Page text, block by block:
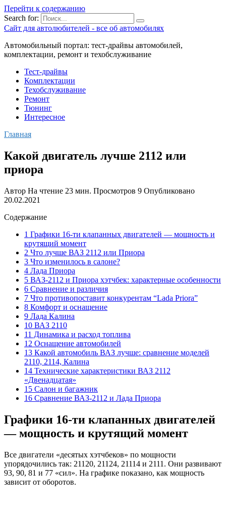
Перейти к содержанию
Search for:
Сайт для автолюбителей - все об автомобилях
Автомобильный портал: тест-драйвы автомобилей,
комплектации, ремонт и техобслуживание
Тест-драйвы
Комплектации
Техобслуживание
Ремонт
Тюнинг
Интересное
Главная
Какой двигатель лучше 2112 или
приора
Автор На чтение 23 мин. Просмотров 9 Опубликовано
20.02.2021
Содержание
1 Графики 16-ти клапанных двигателей — мощность и
крутящий момент
2 Что лучше ВАЗ 2112 или Приора
3 Что изменилось в салоне?
4 Лада Приора
5 ВАЗ-2112 и Приора хэтчбек: характерные особенности
6 Сравнение и различия
7 Что противопоставит конкурентам “Lada Priora”
8 Комфорт и оснащение
9 Лада Калина
10 ВАЗ 2110
11 Динамика и расход топлива
12 Оснащение автомобилей
13 Какой автомобиль ВАЗ лучше: сравнение моделей
2110, 2114, Калина
14 Технические характеристики ВАЗ 2112
«Двенадцатая»
15 Салон и багажник
16 Сравнение ВАЗ-2112 и Лада Приора
Графики 16-ти клапанных двигателей
— мощность и крутящий момент
Все двигатели «десятых хэтчбеков» по мощности
упорядочились так: 21120, 21124, 21114 и 2111. Они развивают
93, 90, 81 и 77 «сил». На графике показано, как мощность
зависит от оборотов.